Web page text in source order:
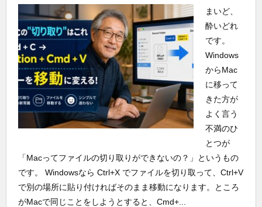
まいど、
酔いどれ
です。
Windows
からMac
に移って
きた方が
よく言う
不満のひ
とつが
「Macってファイルの切り取りができないの？」というもの
です。 Windowsなら Ctrl+X でファイルを切り取って、Ctrl+V
で別の場所に貼り付ければそのまま移動になります。ところ
がMacで同じことをしようとすると、Cmd+...